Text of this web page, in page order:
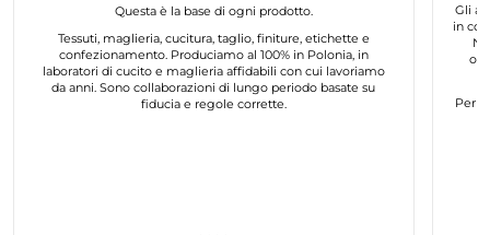
Questa è la base di ogni prodotto.
Tessuti, maglieria, cucitura, taglio, finiture, etichette e
confezionamento. Produciamo al 100% in Polonia, in
laboratori di cucito e maglieria affidabili con cui lavoriamo
da anni. Sono collaborazioni di lungo periodo basate su
fiducia e regole corrette.
Gli
in
Per